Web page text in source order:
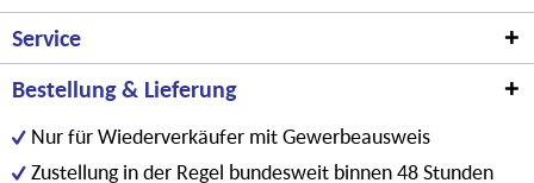
Service
Bestellung & Lieferung
Nur für Wiederverkäufer mit Gewerbeausweis
Zustellung in der Regel bundesweit binnen 48 Stunden